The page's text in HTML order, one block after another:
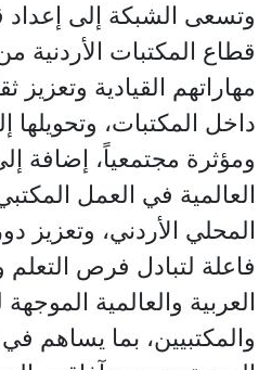
وتسعى الشبكة إلى
قطاع المكتبات الأردنية
مهاراتهم القيادية وتعزيز
داخل المكتبات،
ومؤثرة مجتمعياً، إضافة
العالمية في العمل
المحلي الأردني، وتعزيز
فاعلة لتبادل فرص التعلم
العربية والعالمية
والمكتبيين، بما يساهم